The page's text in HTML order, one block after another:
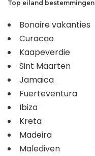
Top eiland bestemmingen
Bonaire vakanties
Curacao
Kaapeverdie
Sint Maarten
Jamaica
Fuerteventura
Ibiza
Kreta
Madeira
Malediven